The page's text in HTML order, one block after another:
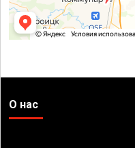
О нас